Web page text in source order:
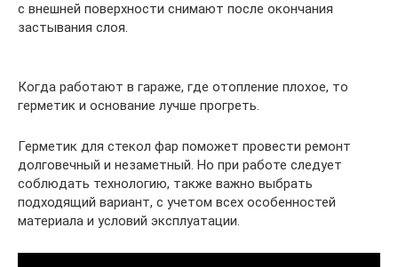
с внешней поверхности снимают после окончания
застывания слоя.
Когда работают в гараже, где отопление плохое, то
герметик и основание лучше прогреть.
Герметик для стекол фар поможет провести ремонт
долговечный и незаметный. Но при работе следует
соблюдать технологию, также важно выбрать
подходящий вариант, с учетом всех особенностей
материала и условий эксплуатации.